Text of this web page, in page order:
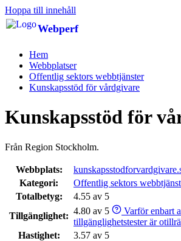
Hoppa till innehåll
Webperf
Hem
Webbplatser
Offentlig sektors webbtjänster
Kunskapsstöd för vårdgivare
Kunskapsstöd för
Från Region Stockholm.
Webbplats:
Kategori:
Offentlig sektors
Totalbetyg:
4.55 av 5
Tillgänglighet: 4.80 av 5
Varför enbart
tillgänglighetstester är
Hastighet:
3.57 av 5